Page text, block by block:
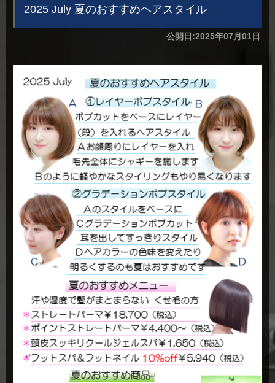
Staff blog
会社概要
2025 July 夏のおすすめヘアスタイル
公開日:2025年07月01日